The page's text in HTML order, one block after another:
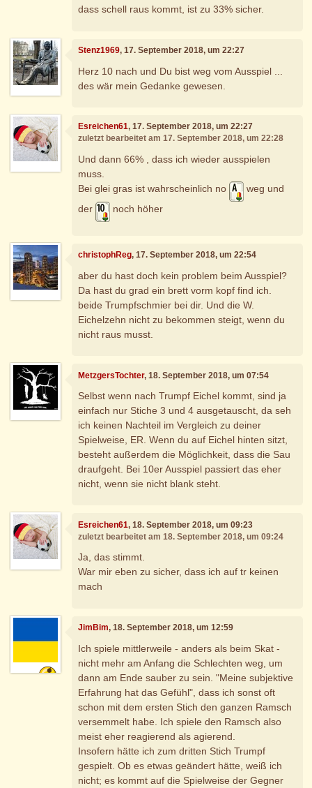
dass schell raus kommt, ist zu 33% sicher.
Stenz1969, 17. September 2018, um 22:27
Herz 10 nach und Du bist weg vom Ausspiel ...
des wär mein Gedanke gewesen.
Esreichen61, 17. September 2018, um 22:27
zuletzt bearbeitet am 17. September 2018, um 22:28
Und dann 66% , dass ich wieder ausspielen
muss.
Bei glei gras ist wahrscheinlich no
weg und
der
noch höher
christophReg, 17. September 2018, um 22:54
aber du hast doch kein problem beim Ausspiel?
Da hast du grad ein brett vorm kopf find ich.
beide Trumpfschmier bei dir. Und die W.
Eichelzehn nicht zu bekommen steigt, wenn du
nicht raus musst.
MetzgersTochter, 18. September 2018, um 07:54
Selbst wenn nach Trumpf Eichel kommt, sind ja
einfach nur Stiche 3 und 4 ausgetauscht, da seh
ich keinen Nachteil im Vergleich zu deiner
Spielweise, ER. Wenn du auf Eichel hinten sitzt,
besteht außerdem die Möglichkeit, dass die Sau
draufgeht. Bei 10er Ausspiel passiert das eher
nicht, wenn sie nicht blank steht.
Esreichen61, 18. September 2018, um 09:23
zuletzt bearbeitet am 18. September 2018, um 09:24
Ja, das stimmt.
War mir eben zu sicher, dass ich auf tr keinen
mach
JimBim, 18. September 2018, um 12:59
Ich spiele mittlerweile - anders als beim Skat -
nicht mehr am Anfang die Schlechten weg, um
dann am Ende sauber zu sein. "Meine subjektive
Erfahrung hat das Gefühl", dass ich sonst oft
schon mit dem ersten Stich den ganzen Ramsch
versemmelt habe. Ich spiele den Ramsch also
meist eher reagierend als agierend.
Insofern hätte ich zum dritten Stich Trumpf
gespielt. Ob es etwas geändert hätte, weiß ich
nicht; es kommt auf die Spielweise der Gegner